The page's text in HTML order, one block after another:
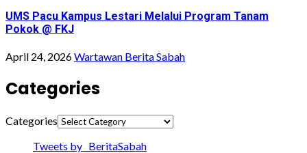
UMS Pacu Kampus Lestari Melalui Program Tanam
Pokok @ FKJ
April 24, 2026Wartawan Berita Sabah
Categories
Categories
Tweets by _BeritaSabah